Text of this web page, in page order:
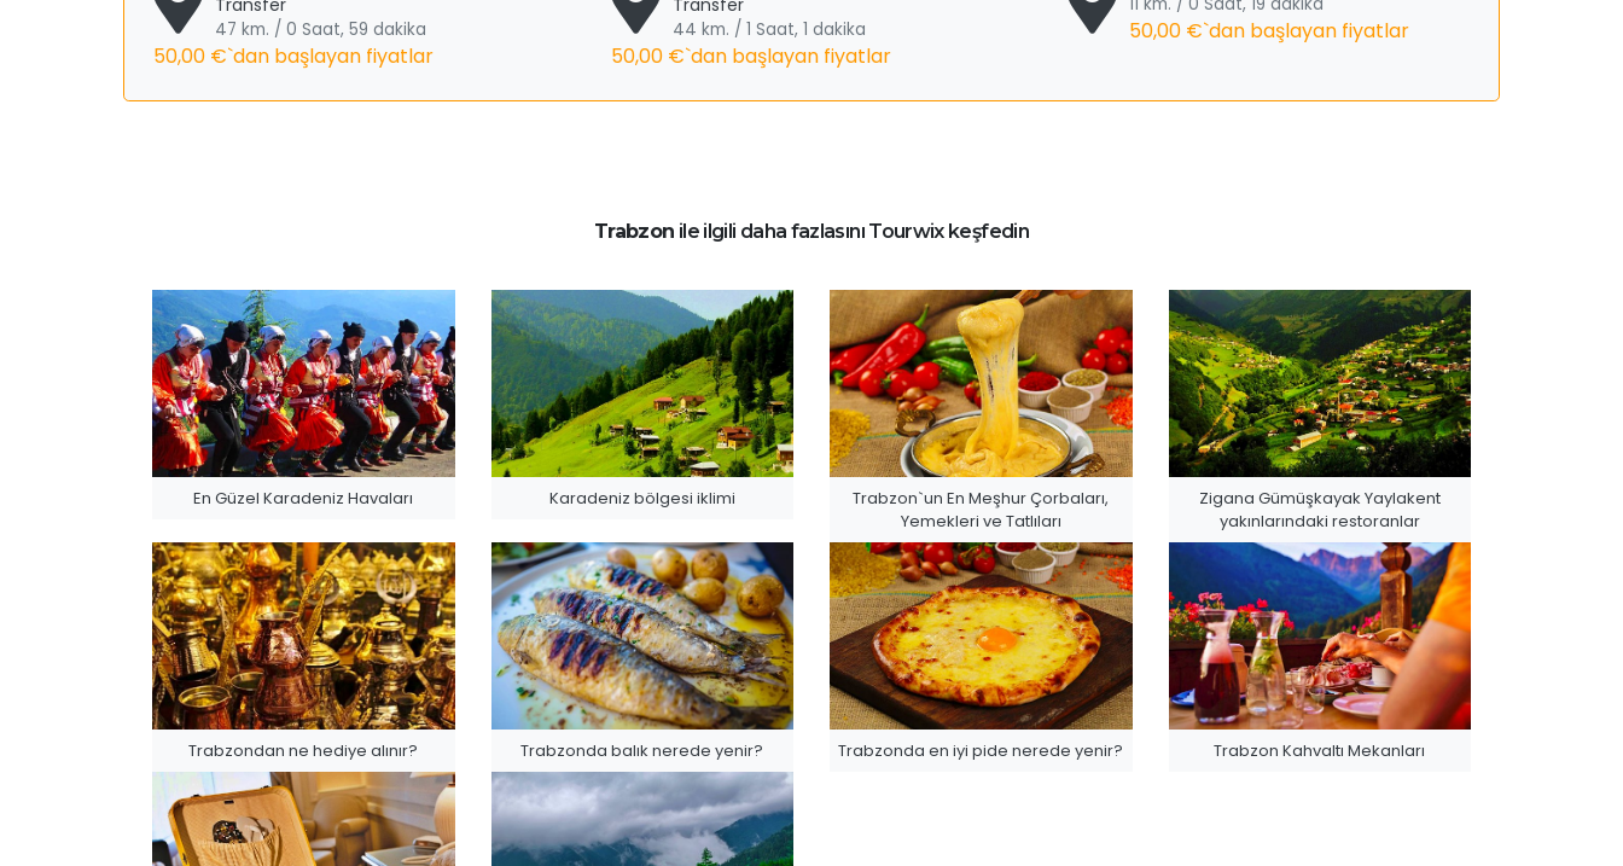
Transfer
47 km. / 0 Saat, 59 dakika
50,00 €`dan başlayan fiyatlar
Transfer
44 km. / 1 Saat, 1 dakika
50,00 €`dan başlayan fiyatlar
50,00 €`dan başlayan fiyatlar
Trabzon ile ilgili daha fazlasını Tourwix keşfedin
En Güzel Karadeniz Havaları Karadeniz bölgesi iklimi
Trabzon`un En Meşhur Çorbaları,
Yemekleri ve Tatlıları
Zigana Gümüşkayak Yaylakent
yakınlarındaki restoranlar
Trabzondan ne hediye alınır? Trabzonda balık nerede yenir? Trabzonda en iyi pide nerede yenir? Trabzon Kahvaltı Mekanları